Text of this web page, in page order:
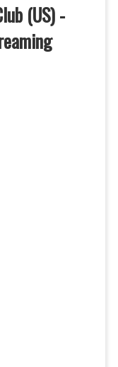
(US) -